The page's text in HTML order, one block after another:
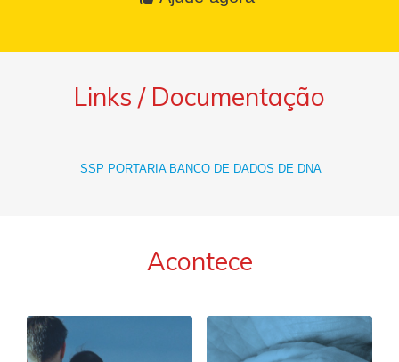
Links / Documentação
SSP PORTARIA BANCO DE DADOS DE DNA
Acontece